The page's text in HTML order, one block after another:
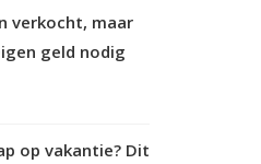
verkocht, maar
geld nodig
op vakantie? Dit